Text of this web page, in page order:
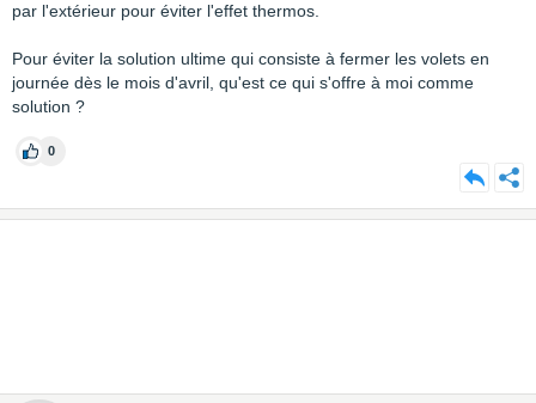
par l'extérieur pour éviter l'effet thermos.
Pour éviter la solution ultime qui consiste à fermer les volets en
journée dès le mois d'avril, qu'est ce qui s'offre à moi comme
solution ?
0